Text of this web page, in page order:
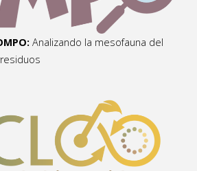
Analizando la mesofauna del